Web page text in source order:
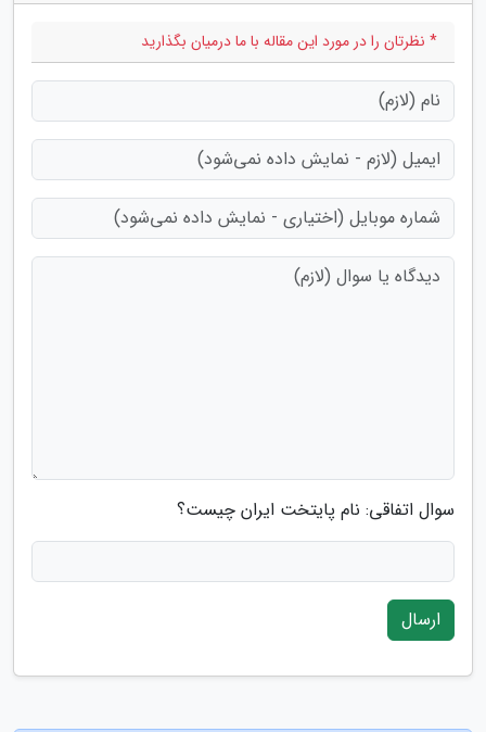
* نظرتان را در مورد این مقاله با ما درمیان بگذارید
سوال اتفاقی: نام پایتخت ایران چیست؟
ارسال